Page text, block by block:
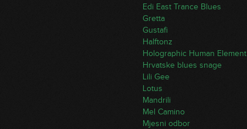
Edi East Trance Blues
Gretta
Gustafi
Halftonz
Holographic Human Element
Hrvatske blues snage
Lili Gee
Lotus
Mandrili
Mel Camino
Mjesni odbor